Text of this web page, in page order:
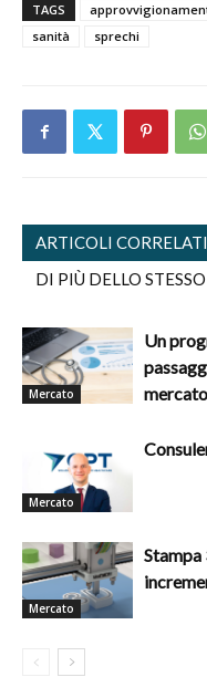
TAGS
sanità
sprechi
ARTICOLI CORRELATI
DI PIÙ DELLO
Mercato
Un
mercato
Mercato
Mercato
Stampa